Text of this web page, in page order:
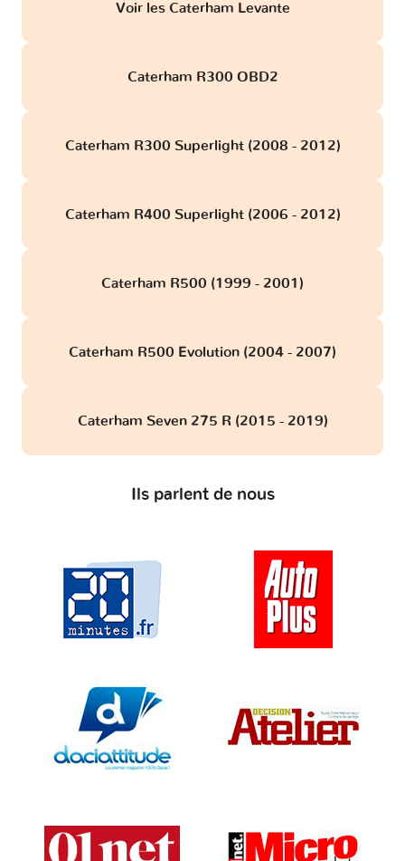
Voir les Caterham Levante
Caterham R300 OBD2
Caterham R300 Superlight (2008 - 2012)
Caterham R400 Superlight (2006 - 2012)
Caterham R500 (1999 - 2001)
Caterham R500 Evolution (2004 - 2007)
Caterham Seven 275 R (2015 - 2019)
Ils parlent de nous